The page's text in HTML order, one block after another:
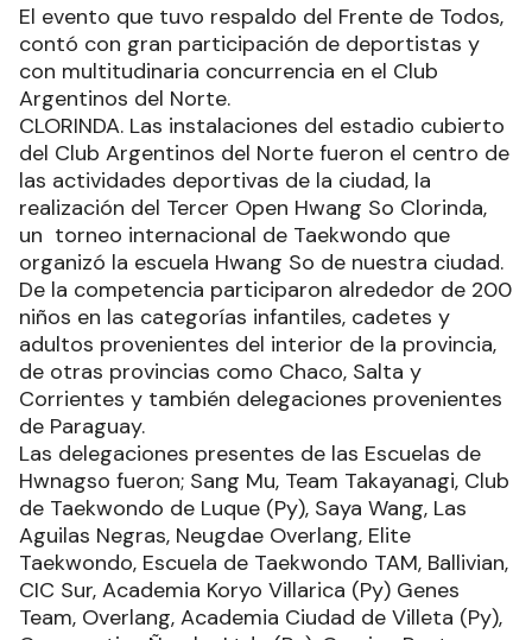
El evento que tuvo respaldo del Frente de Todos,
contó con gran participación de deportistas y
con multitudinaria concurrencia en el Club
Argentinos del Norte.
CLORINDA. Las instalaciones del estadio cubierto
del Club Argentinos del Norte fueron el centro de
las actividades deportivas de la ciudad, la
realización del Tercer Open Hwang So Clorinda,
un torneo internacional de Taekwondo que
organizó la escuela Hwang So de nuestra ciudad.
De la competencia participaron alrededor de 200
niños en las categorías infantiles, cadetes y
adultos provenientes del interior de la provincia,
de otras provincias como Chaco, Salta y
Corrientes y también delegaciones provenientes
de Paraguay.
Las delegaciones presentes de las Escuelas de
Hwnagso fueron; Sang Mu, Team Takayanagi, Club
de Taekwondo de Luque (Py), Saya Wang, Las
Aguilas Negras, Neugdae Overlang, Elite
Taekwondo, Escuela de Taekwondo TAM, Ballivian,
CIC Sur, Academia Koryo Villarica (Py) Genes
Team, Overlang, Academia Ciudad de Villeta (Py),